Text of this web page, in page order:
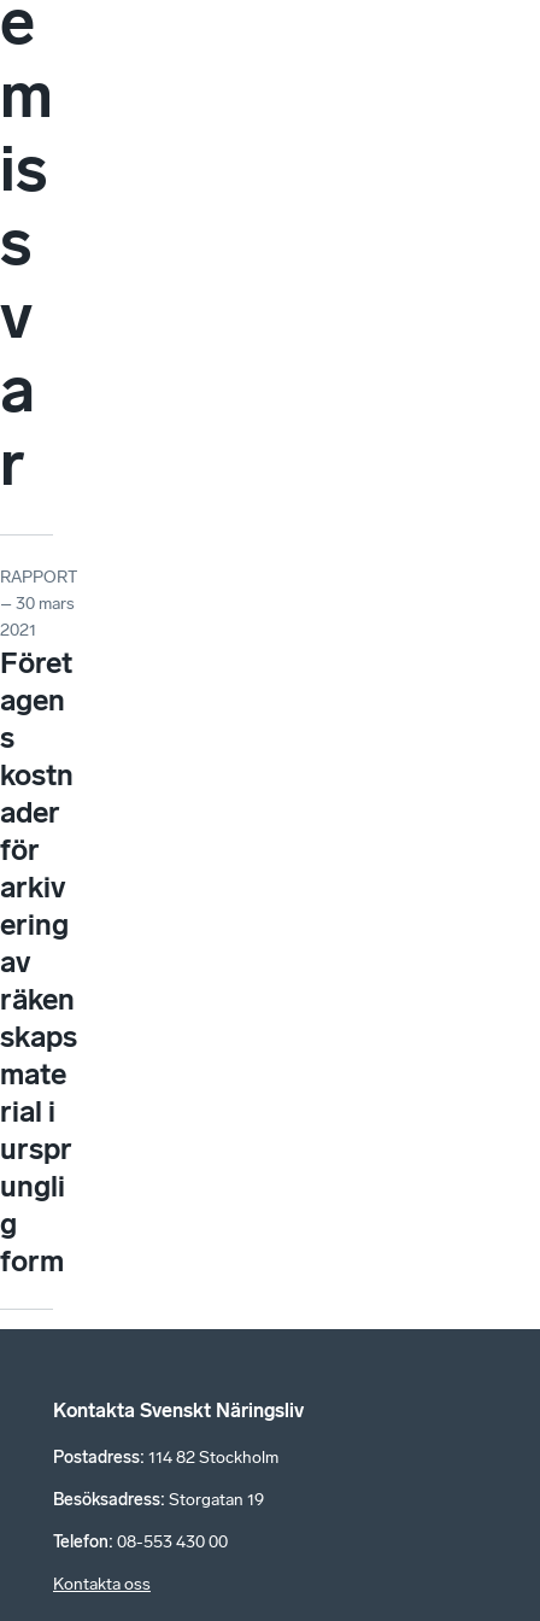
e
m
is
s
v
a
r
RAPPORT
– 30 mars
2021
Föret
agen
s
kostn
ader
för
arkiv
ering
av
räken
skaps
mate
rial i
urspr
ungli
g
form
Kontakta Svenskt Näringsliv
Postadress: 114 82 Stockholm
Besöksadress: Storgatan 19
Telefon: 08-553 430 00
Kontakta oss